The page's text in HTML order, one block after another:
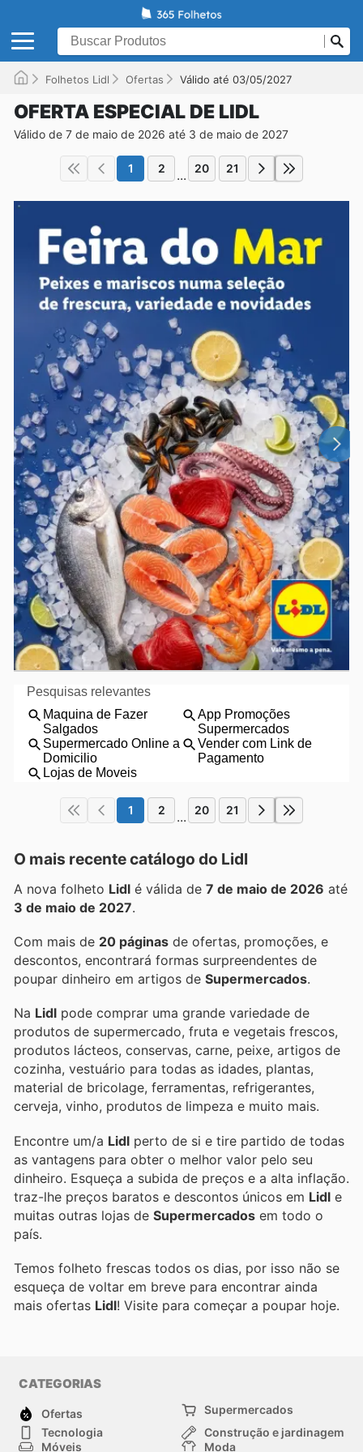
Folhetos Lidl Ofertas Válido até 03/05/2027
OFERTA ESPECIAL DE LIDL
Válido de 7 de maio de 2026 até 3 de maio de 2027
1 2 ... 20 21
1 2 ... 20 21
O mais recente catálogo do Lidl
A nova folheto Lidl é válida de 7 de maio de 2026 até
3 de maio de 2027.
Com mais de 20 páginas de ofertas, promoções, e
descontos, encontrará formas surpreendentes de
poupar dinheiro em artigos de Supermercados.
Na Lidl pode comprar uma grande variedade de
produtos de supermercado, fruta e vegetais frescos,
produtos lácteos, conservas, carne, peixe, artigos de
cozinha, vestuário para todas as idades, plantas,
material de bricolage, ferramentas, refrigerantes,
cerveja, vinho, produtos de limpeza e muito mais.
Encontre um/a Lidl perto de si e tire partido de todas
as vantagens para obter o melhor valor pelo seu
dinheiro. Esqueça a subida de preços e a alta inflação.
traz-lhe preços baratos e descontos únicos em Lidl e
muitas outras lojas de Supermercados em todo o
país.
Temos folheto frescas todos os dias, por isso não se
esqueça de voltar em breve para encontrar ainda
mais ofertas Lidl ! Visite para começar a poupar hoje.
CATEGORIAS
Ofertas
Supermercados
Tecnologia
Construção e jardinagem
Móveis
Moda